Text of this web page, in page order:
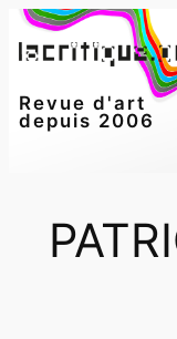
Aller
au
Revue d'art
depuis 2006